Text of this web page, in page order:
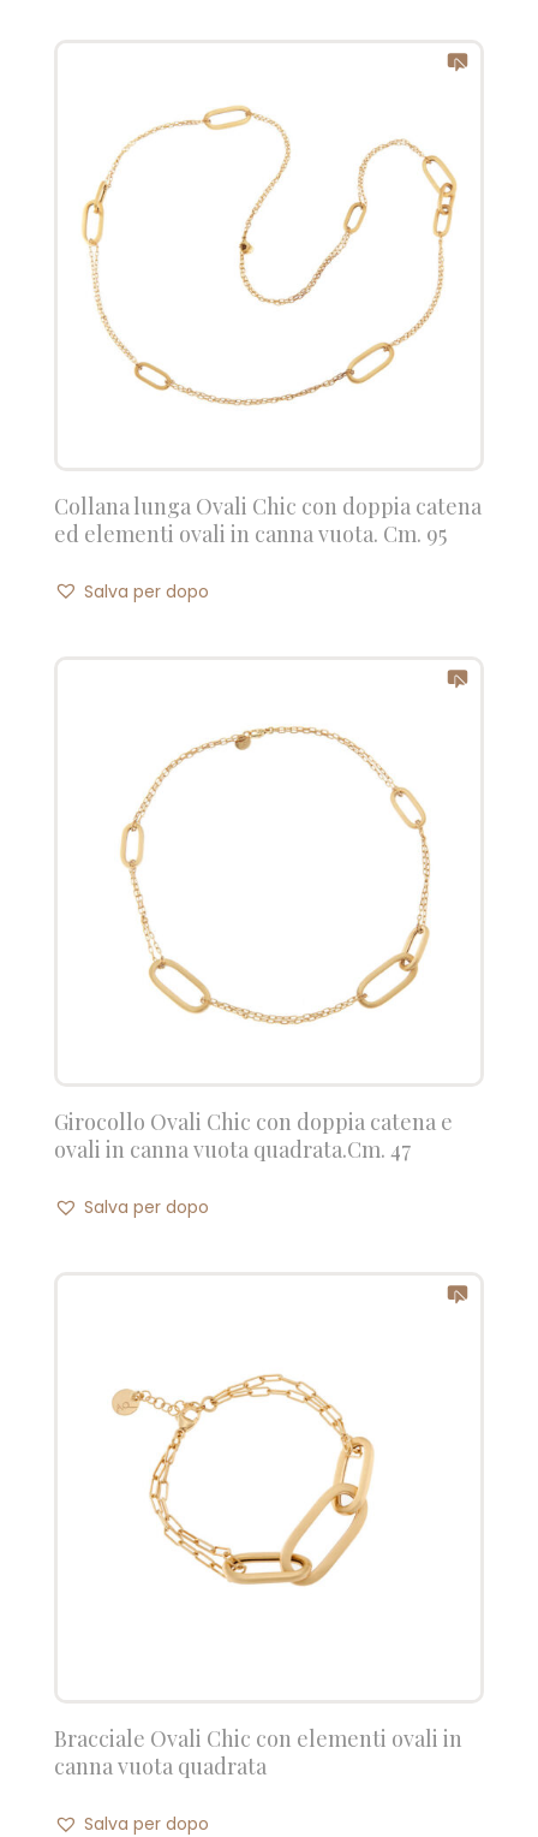
Collana lunga Ovali Chic con doppia catena
ed elementi ovali in canna vuota. Cm. 95
Salva per dopo
Girocollo Ovali Chic con doppia catena e
ovali in canna vuota quadrata.Cm. 47
Salva per dopo
Bracciale Ovali Chic con elementi ovali in
canna vuota quadrata
Salva per dopo